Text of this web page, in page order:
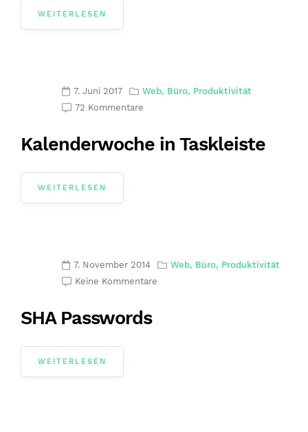
WEITERLESEN
7. Juni 2017
Web, Büro, Produktivität
72 Kommentare
Kalenderwoche in Taskleiste
WEITERLESEN
7. November 2014
Web, Büro, Produktivität
Keine Kommentare
SHA Passwords
WEITERLESEN